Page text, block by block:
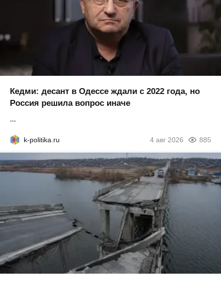
Кедми: десант в Одессе ждали с 2022 года, но
Россия решила вопрос иначе
...
k-politika.ru 4 авг 2026 885